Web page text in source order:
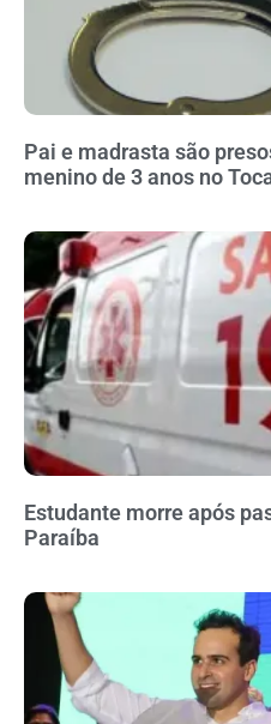
Pai e madrasta são
menino de 3 anos no
Estudante morre após
Paraíba